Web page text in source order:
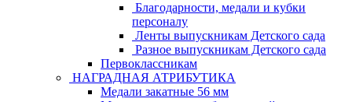
Благодарности, медали и кубки
персоналу
Ленты выпускникам Детского сада
Разное выпускникам Детского сада
Первоклассникам
НАГРАДНАЯ АТРИБУТИКА
Медали закатные 56 мм